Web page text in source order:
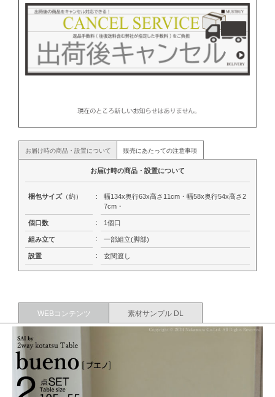
お届け時の商品・設置について 販売にあたっての注意事項
お届け時の商品・設置について
梱包サイズ（約） :
幅134x奥行63x高さ11cm・幅58x奥行54x高さ2
7cm・
個口数 : 1個口
組み立て : 一部組立(脚部)
設置 : 玄関渡し
WEBコンテンツ 素材サンプル DL